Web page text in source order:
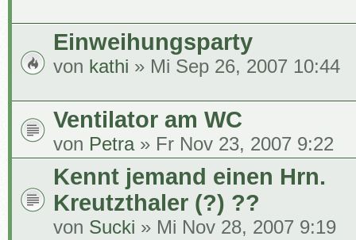
Einweihungsparty
von kathi » Mi Sep 26, 2007 10:44
Ventilator am WC
von Petra» Fr Nov 23, 2007 9:22
Kennt jemand einen Hrn.
Kreutzthaler (?) ??
von Sucki » Mi Nov 28, 2007 9:19